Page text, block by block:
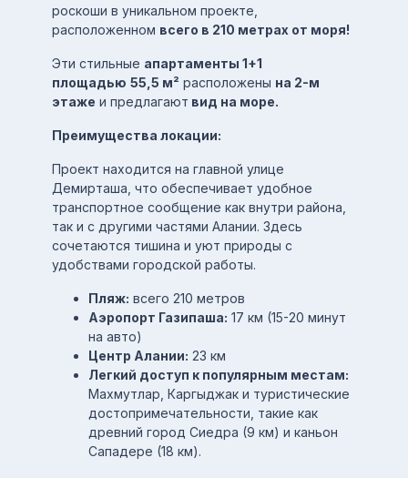
роскоши в уникальном проекте,
расположенном всего в 210 метрах от моря!
Эти стильные апартаменты 1+1
площадью 55,5 м² расположены на 2-м
этаже и предлагают вид на море.
Преимущества локации:
Проект находится на главной улице
Демирташа, что обеспечивает удобное
транспортное сообщение как внутри района,
так и с другими частями Алании. Здесь
сочетаются тишина и уют природы с
удобствами городской работы.
Пляж: всего 210 метров
Аэропорт Газипаша: 17 км (15-20 минут
на авто)
Центр Алании: 23 км
Легкий доступ к популярным местам:
Махмутлар, Каргыджак и туристические
достопримечательности, такие как
древний город Сиедра (9 км) и каньон
Сападере (18 км).